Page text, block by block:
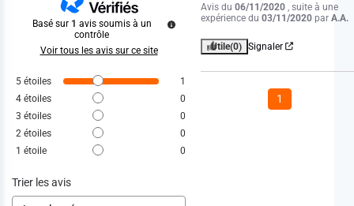
Basé sur 1 avis soumis à un
contrôle
Voir tous les avis sur ce site
5 étoiles
1
4 étoiles
0
3 étoiles
0
2 étoiles
0
1 étoile 0
Trier les avis
Avis du06/11/2020 , suite à une
expérience du03/11/2020 parA.A.
Utile(0) Signaler
1